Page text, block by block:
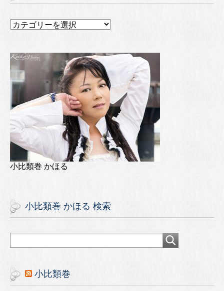
小比類巻 かほる
小比類巻 かほる 検索
小比類巻